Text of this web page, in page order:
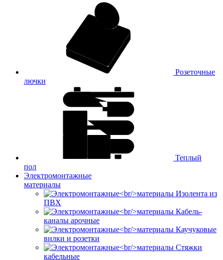
Розеточные
лючки
Теплый
пол
Электромонтажные
материалы
Изолента из
ПВХ
Кабель-
каналы арочные
Каучуковые
вилки и розетки
Стяжки
кабельные